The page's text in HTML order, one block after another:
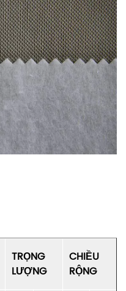
TRỌNG
LƯỢNG
CHIỀU
RỘNG